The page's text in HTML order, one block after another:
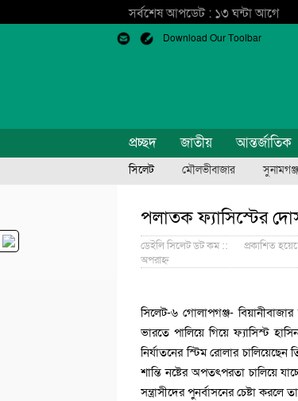
সর্বশেষ আপডেট : ১৩ ঘন্টা আগে
Download Our Toolbar
প্রচ্ছদ জাতীয় আন্তর্জাতিক
সিলেট মৌলভীবাজার সুনামগঞ্জ
পলাতক ফ্যাসিস্টের
ডেইলি সিলেট ডট কম ::
প্রকাশিত
অপরাহ্ন
সিলেট-৬ গোলাপগঞ্জ-
ভারতে পালিয়ে গিয়ে ফ্যাসিস্ট
নির্যাতনের স্টিম রোলার
শান্তি নষ্টের অপতৎপরতা চালিয়ে
সন্ত্রাসীদের পুনর্বাসনের চেষ্টা